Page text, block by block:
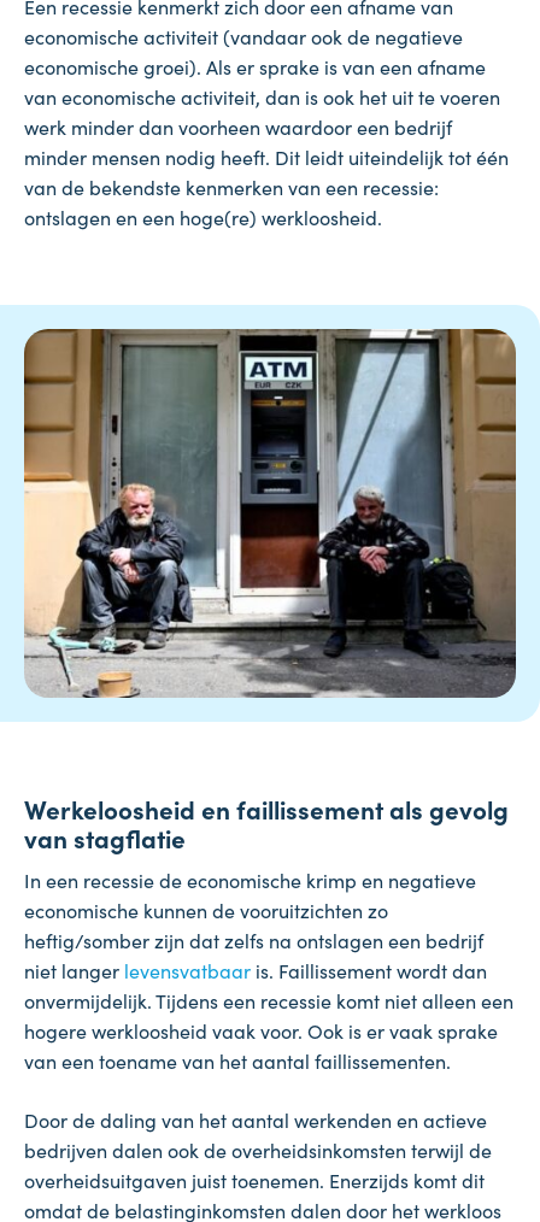
Een recessie kenmerkt zich door een afname van
economische activiteit (vandaar ook de negatieve
economische groei). Als er sprake is van een afname
van economische activiteit, dan is ook het uit te voeren
werk minder dan voorheen waardoor een bedrijf
minder mensen nodig heeft. Dit leidt uiteindelijk tot één
van de bekendste kenmerken van een recessie:
ontslagen en een hoge(re) werkloosheid.
Werkeloosheid en faillissement als gevolg
van stagflatie
In een recessie de economische krimp en negatieve
economische kunnen de vooruitzichten zo
heftig/somber zijn dat zelfs na ontslagen een bedrijf
niet langer levensvatbaar is. Faillissement wordt dan
onvermijdelijk. Tijdens een recessie komt niet alleen een
hogere werkloosheid vaak voor. Ook is er vaak sprake
van een toename van het aantal faillissementen.
Door de daling van het aantal werkenden en actieve
bedrijven dalen ook de overheidsinkomsten terwijl de
overheidsuitgaven juist toenemen. Enerzijds komt dit
omdat de belastinginkomsten dalen door het werkloos